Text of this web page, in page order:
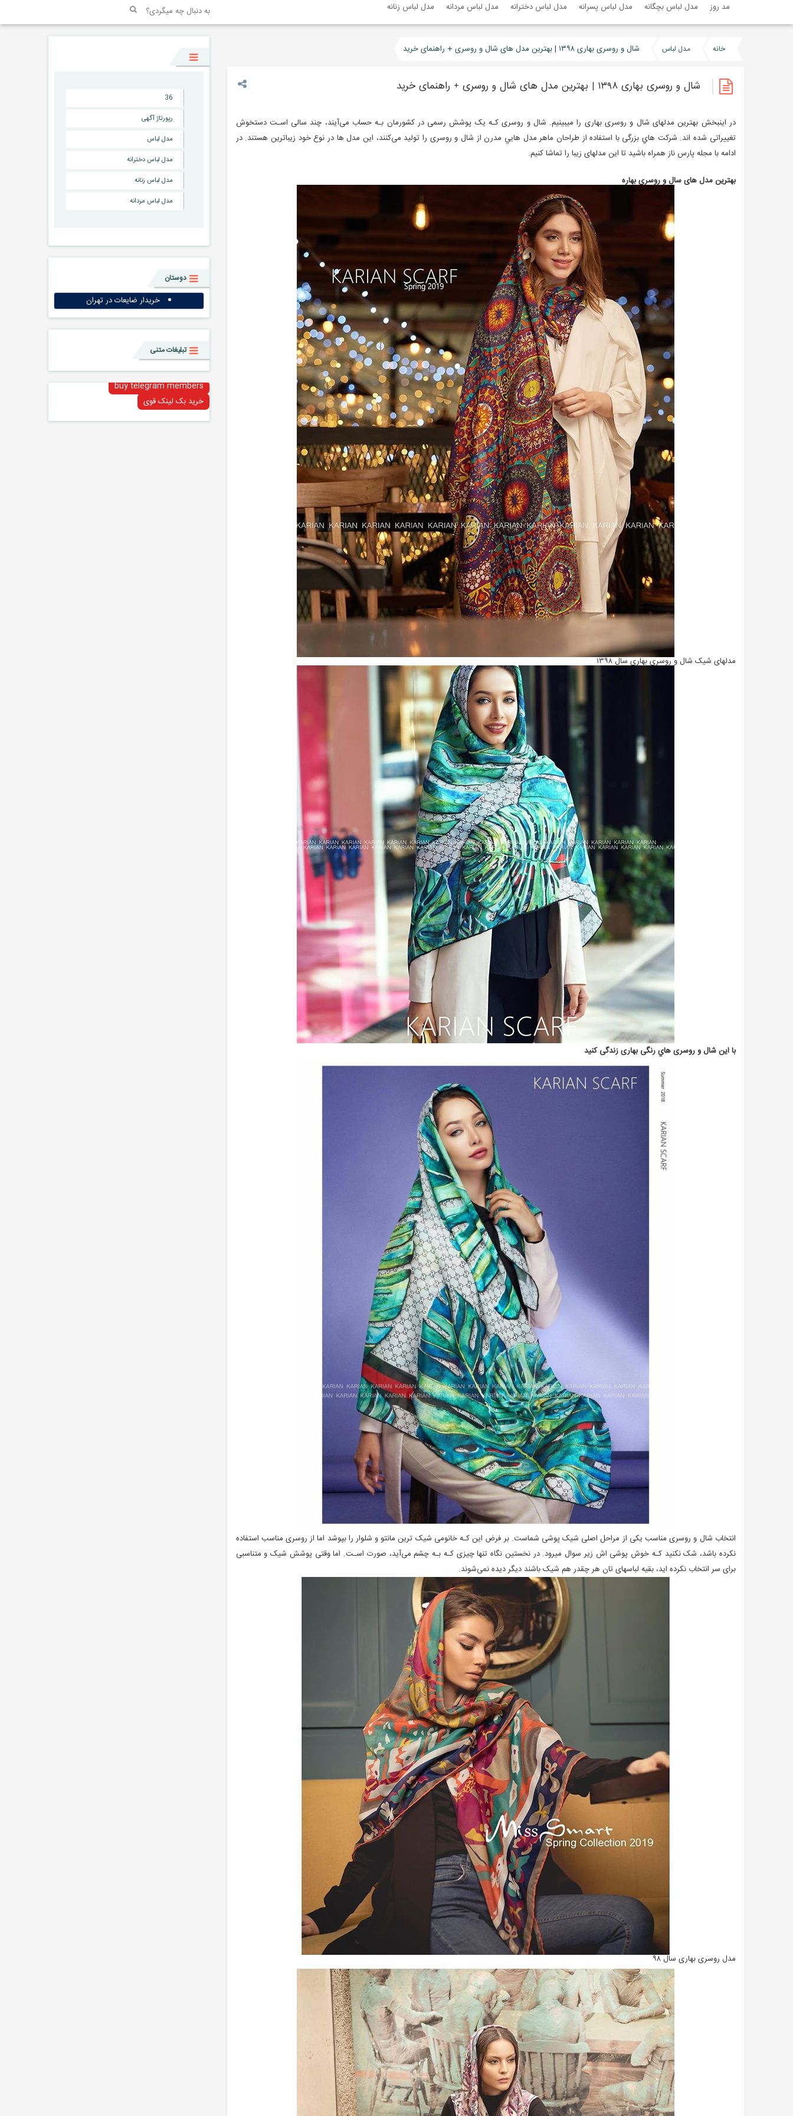
مد روز مدل لباس بچگانه مدل لباس پسرانه مدل لباس دخترانه مدل لباس مردانه مدل لباس زنانه
خانه مدل لباس شال و روسری بهاری ۱۳۹۸ | بهترین مدل های شال و روسری + راهنمای خرید
شال و روسری بهاری ۱۳۹۸ | بهترین مدل های شال و روسری + راهنمای خرید
در اینبخش بهترین مدلهای شال و روسری بهاری را میبینیم. شال و روسری کـه یک پوشش رسمی در کشورمان بـه حساب می‌آیند، چند سالی اسـت دستخوش
تغییراتی شده اند. شرکت هاي بزرگی با استفاده از طراحان ماهر مدل هایي مدرن از شال و روسری را تولید می‌کنند، این مدل ها در نوع خود زیباترین هستند. در
ادامه با مجله پارس ناز همراه باشید تا این مدلهای زیبا را تماشا کنیم.
بهترین مدل های سال و روسری بهاره
مدلهای شیک شال و روسری بهاری سال ۱۳۹۸
با این شال و روسری هاي رنگی بهاری زندگی کنید
انتخاب شال و روسری مناسب یکی از مراحل اصلی شیک پوشی شماست. بر فرض این کـه خانومی شیک ترین مانتو و شلوار را بپوشد اما از روسری مناسب استفاده
نکرده باشد، شک نکنید کـه خوش پوشی اش زیر سوال میرود. در نخستین نگاه تنها چیزی کـه بـه چشم می‌آید، صورت اسـت. اما وقتی پوشش شیک و متناسبی
برای سر انتخاب نکرده اید، بقیه لباسهای تان هر چقدر هم شیک باشند دیگر دیده نمی‌شوند.
مدل روسری بهاری سال ۹۸
36
رپورتاژ آگهی
مدل لباس
مدل لباس دخترانه
مدل لباس زنانه
مدل لباس مردانه
دوستان
خریدار ضایعات در تهران
تبلیغات متنی
buy telegram members
خرید بک لینک قوی